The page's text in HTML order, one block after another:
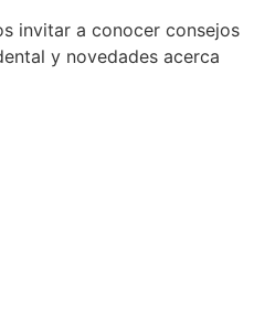
invitar a conocer consejos
y novedades acerca